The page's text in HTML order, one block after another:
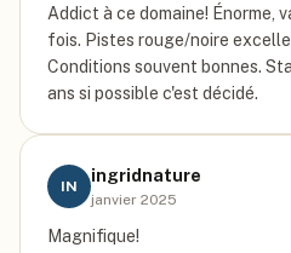
Addict à ce domaine! Énorme,
fois. Pistes rouge/noire
Conditions souvent bonnes.
ans si possible c'est décidé.
IN
ingridnature
janvier 2025
Magnifique!